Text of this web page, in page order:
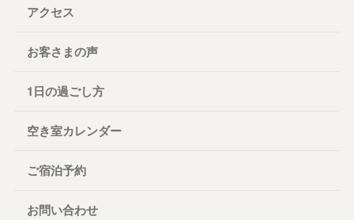
アクセス
お客さまの声
1日の過ごし方
空き室カレンダー
ご宿泊予約
お問い合わせ